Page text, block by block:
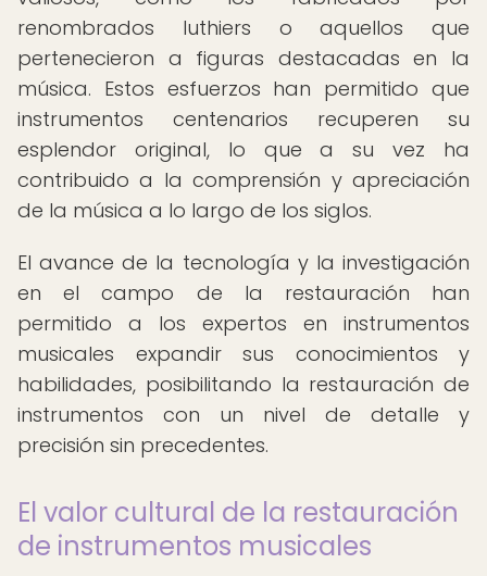
renombrados luthiers o aquellos que
pertenecieron a figuras destacadas en la
música. Estos esfuerzos han permitido que
instrumentos centenarios recuperen su
esplendor original, lo que a su vez ha
contribuido a la comprensión y apreciación
de la música a lo largo de los siglos.
El avance de la tecnología y la investigación
en el campo de la restauración han
permitido a los expertos en instrumentos
musicales expandir sus conocimientos y
habilidades, posibilitando la restauración de
instrumentos con un nivel de detalle y
precisión sin precedentes.
El valor cultural de la restauración
de instrumentos musicales